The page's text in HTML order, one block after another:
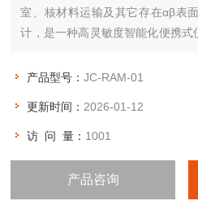
室、核材料运输及其它存在αβ表
计，是一种高灵敏度智能化便携式
污，又可用来测量Xγ辐射剂量率
产品型号：JC-RAM-01
更新时间： 2026-01-12
访 问 量： 1001
产品咨询